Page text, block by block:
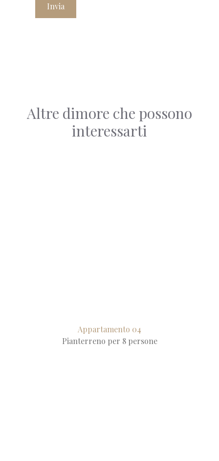
Invia
Altre dimore che possono
interessarti
Appartamento 04
Pianterreno per 8 persone